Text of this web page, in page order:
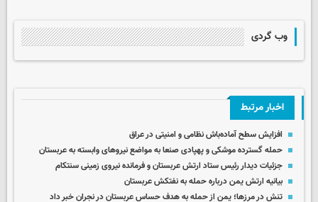
وب گردی
اخبار مرتبط
افزایش سطح آماده‌باش نظامی و امنیتی در عراق
حمله گسترده موشکی و پهپادی صنعا به مواضع نیروهای وابسته به عربستان
جزئیات دیدار رئیس ستاد ارتش عربستان و فرمانده نیروی زمینی سنتکام
بیانیه ارتش یمن درباره حمله به نفتکش عربستان
تنش در مرزها؛ یمن از حمله به هدف حساس عربستان در نجران خبر داد